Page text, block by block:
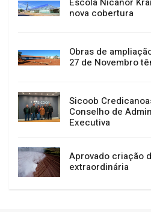
nova cobertura
Obras de
27 de Novembro
Sicoob
Conselho de
Executiva
Aprovado criação
extraordinária